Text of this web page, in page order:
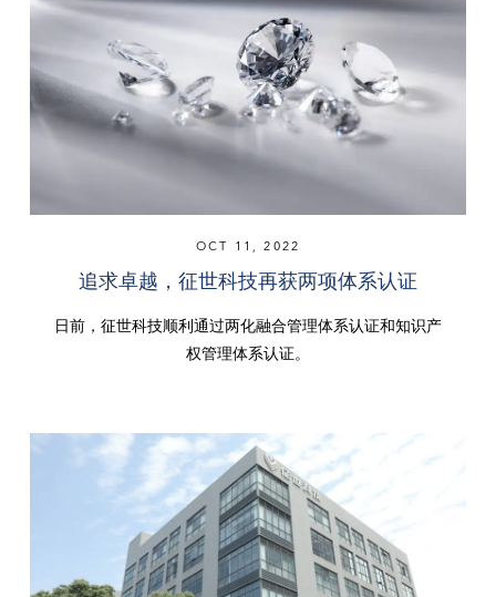
OCT 11, 2022
追求卓越，征世科技再获两项体系认证
日前，征世科技顺利通过两化融合管理体系认证和知识产
权管理体系认证。